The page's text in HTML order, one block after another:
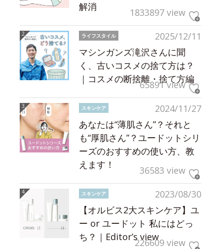
解消
1833897 view
2025/12/11
ライフスタイル
マシンガンズ滝沢さんに聞
く、古いコスメの捨て方は？
｜コスメの断捨離・捨て方編
65891 view
2024/11/27
スキンケア
あなたは“薄肌さん”？それと
も“厚肌さん”？ユードットシリ
ーズのおすすめの使い方、教
えます！
36583 view
2023/08/30
スキンケア
【オルビス2大スキンケア】ユ
ー or ユードット 私にはどっ
ち？｜Editor’s view226609 view